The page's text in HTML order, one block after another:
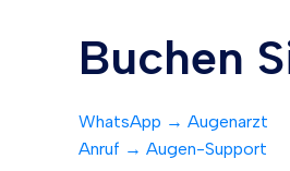
Buchen
WhatsApp → Augenarzt
Anruf → Augen-Support